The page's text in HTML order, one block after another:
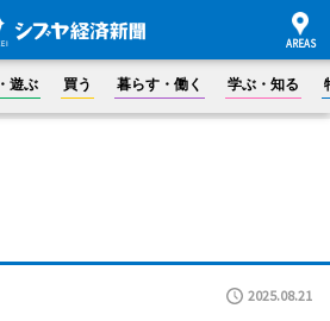
遊ぶ 買う 暮らす・働く 学ぶ・知る
2025.08.21